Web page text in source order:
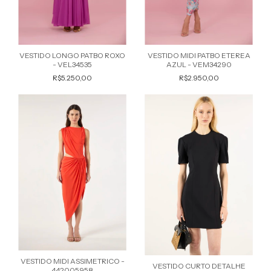
VESTIDO LONGO PATBO ROXO
- VEL34535
R$5.250,00
VESTIDO MIDI PATBO ETEREA
AZUL - VEM34290
R$2.950,00
VESTIDO MIDI ASSIMETRICO -
VESTIDO CURTO DETALHE